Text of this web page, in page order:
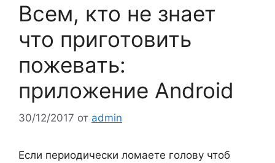
Всем, кто не знает
что приготовить
пожевать:
приложение Android
30/12/2017 от admin
Если периодически ломаете голову чтоб